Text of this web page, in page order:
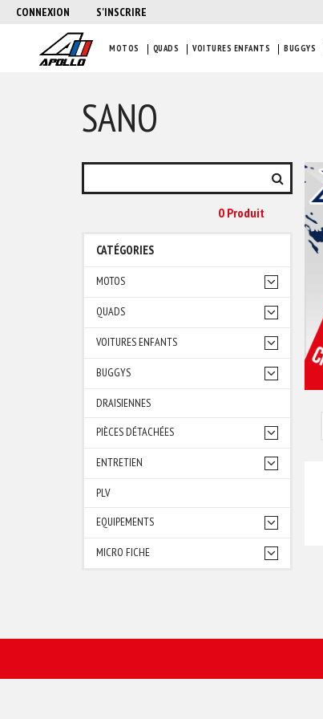
CONNEXION S'INSCRIRE
MOTOS QUADS VOITURES ENFANTS BUGGYS
SANO
0 Produit
CATÉGORIES
MOTOS
QUADS
VOITURES ENFANTS
BUGGYS
DRAISIENNES
PIÈCES DÉTACHÉES
ENTRETIEN
PLV
EQUIPEMENTS
MICRO FICHE